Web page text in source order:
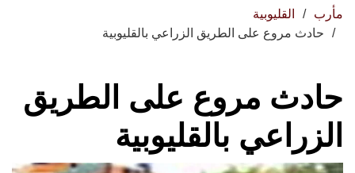
مأرب
القليوبية
حادث مروع على الطريق الزراعي بالقليوبية
حادث مروع على الطريق
الزراعي بالقليوبية